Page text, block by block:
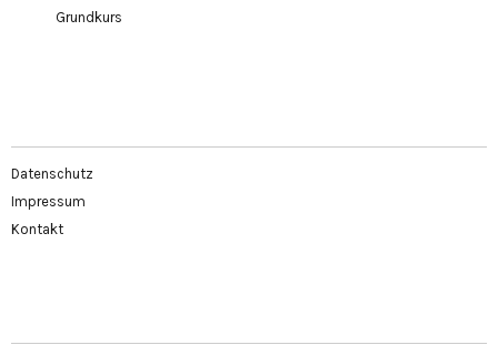
Grundkurs
Datenschutz
Impressum
Kontakt